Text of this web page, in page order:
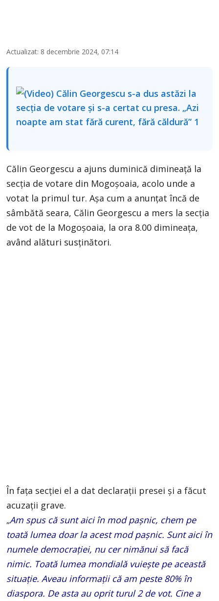
Actualizat: 8 decembrie 2024, 07:14
Călin Georgescu a ajuns duminică dimineață la
secția de votare din Mogoșoaia, acolo unde a
votat la primul tur. Așa cum a anunțat încă de
sâmbătă seara, Călin Georgescu a mers la secția
de vot de la Mogoșoaia, la ora 8.00 dimineața,
având alături susținători.
În fața secției el a dat declarații presei și a făcut
acuzații grave.
„Am spus că sunt aici în mod pașnic, chem pe
toată lumea doar la acest mod pașnic. Sunt aici în
numele democrației, nu cer nimănui să facă
nimic. Toată lumea mondială vuiește pe această
situație. Aveau informații că am peste 80% în
diaspora. De asta au oprit turul 2 de vot. Cine a